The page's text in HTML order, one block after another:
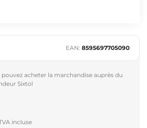
EAN: 8595697705090
pouvez acheter la marchandise auprès du
Sixtol
incluse